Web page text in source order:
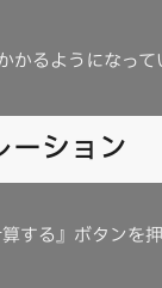
るようになっ
ション
する』ボタンを押